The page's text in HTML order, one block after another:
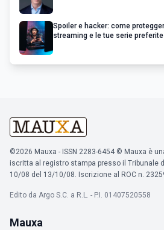
Spoiler e hacker: come
streaming e le tue serie preferite
©2026 Mauxa - ISSN 2283-6454 © Mauxa è
iscritta al registro stampa presso il Tribunale
10/08 del 13/10/08. Iscrizione al ROC n.
Edito da Argo S.C. a R.L. - P.I. 01407520558
Mauxa